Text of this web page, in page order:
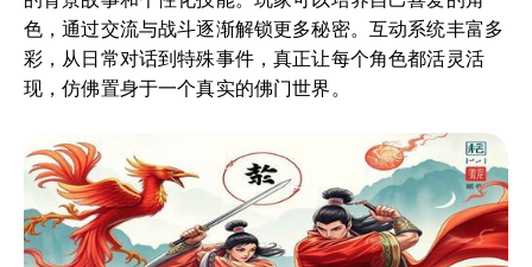
色，通过交流与战斗逐渐解锁更多秘密。互动系统丰富多
彩，从日常对话到特殊事件，真正让每个角色都活灵活
现，仿佛置身于一个真实的佛门世界。